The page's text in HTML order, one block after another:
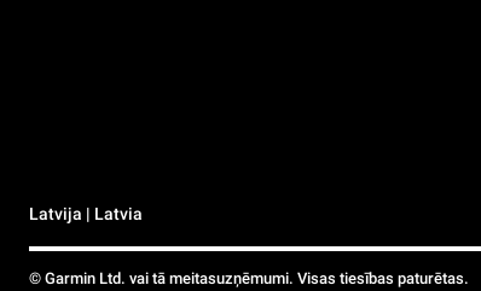
Latvija | Latvia
© Garmin Ltd. vai tā meitasuzņēmumi. Visas tiesības paturētas.